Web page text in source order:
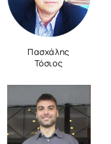
Πασχάλης
Τόσιος